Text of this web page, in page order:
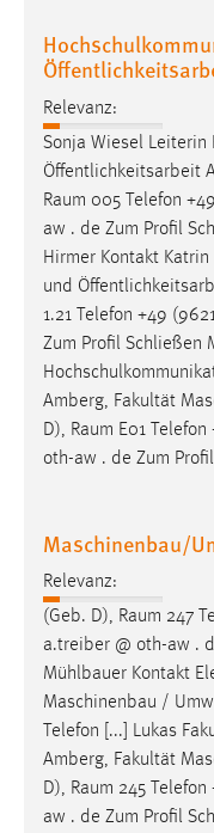
Relevanz:
Sonja Wiesel Leiterin
Öffentlichkeitsarbeit
Raum 005 Telefon
aw . de Zum Profil
Hirmer Kontakt
und
1.21 Telefon +49
Zum Profil Schließen
Amberg, Fakultät
D), Raum E01
oth-aw . de Zum
Maschinenbau/
Relevanz:
(Geb. D), Raum 247
a.treiber @ oth-aw .
Mühlbauer Kontakt
Maschinenbau /
Telefon [...] Lukas
Amberg, Fakultät
D), Raum 245
aw . de Zum Profil